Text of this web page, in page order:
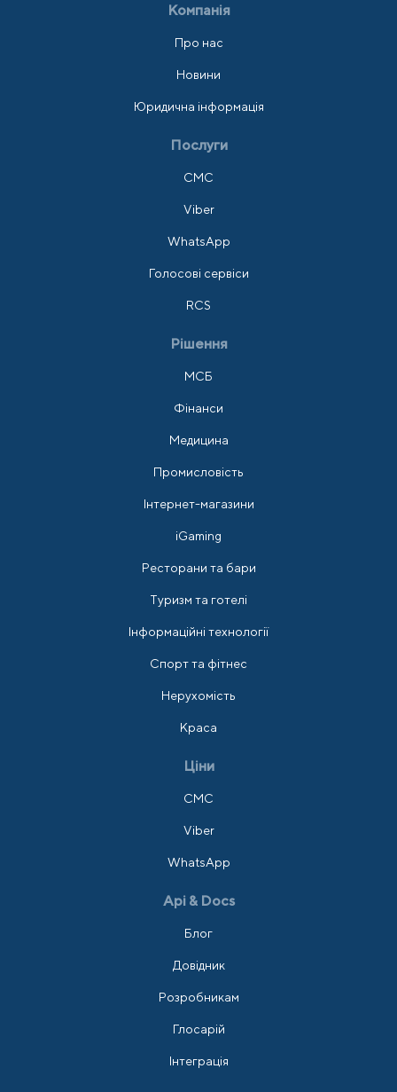
Компанія
Про нас
Новини
Юридична інформація
Послуги
СМС
Viber
WhatsApp
Голосові сервіси
RCS
Рішення
МСБ
Фінанси
Медицина
Промисловість
Інтернет-магазини
iGaming
Ресторани та бари
Туризм та готелі
Інформаційні технології
Спорт та фітнес
Нерухомість
Краса
Ціни
СМС
Viber
WhatsApp
Api & Docs
Блог
Довідник
Розробникам
Глосарій
Інтеграція